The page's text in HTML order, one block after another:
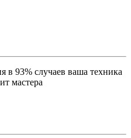
в 93% случаев ваша техника
мастера